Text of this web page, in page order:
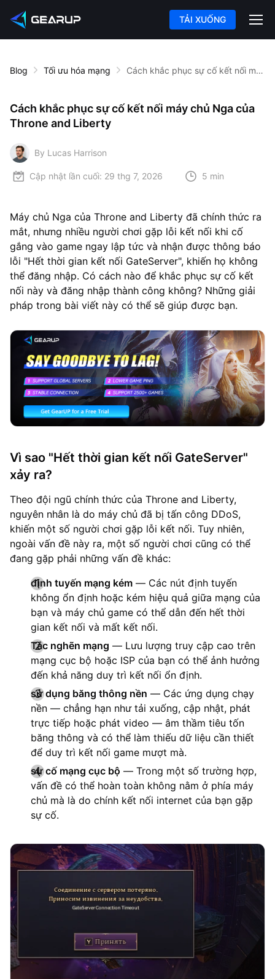
TẢI XUỐNG
Blog Tối ưu hóa mạng Cách khắc phục sự cố kết nối máy chủ Nga của Throne and Liberty
Cách khắc phục sự cố kết nối máy chủ Nga của
Throne and Liberty
By Lucas Harrison
Cập nhật lần cuối: 29 thg 7, 2026 5 min
Máy chủ Nga của Throne and Liberty đã chính thức ra
mắt, nhưng nhiều người chơi gặp lỗi kết nối khi cố
gắng vào game ngay lập tức và nhận được thông báo
lỗi "Hết thời gian kết nối GateServer", khiến họ không
thể đăng nhập. Có cách nào để khắc phục sự cố kết
nối này và đăng nhập thành công không? Những giải
pháp trong bài viết này có thể sẽ giúp được bạn.
Vì sao "Hết thời gian kết nối GateServer"
xảy ra?
Theo đội ngũ chính thức của Throne and Liberty,
nguyên nhân là do máy chủ đã bị tấn công DDoS,
khiến một số người chơi gặp lỗi kết nối. Tuy nhiên,
ngoài vấn đề này ra, một số người chơi cũng có thể
đang gặp phải những vấn đề khác:
định tuyến mạng kém — Các nút định tuyến
không ổn định hoặc kém hiệu quả giữa mạng của
bạn và máy chủ game có thể dẫn đến hết thời
gian kết nối và mất kết nối.
Tắc nghẽn mạng — Lưu lượng truy cập cao trên
mạng cục bộ hoặc ISP của bạn có thể ảnh hưởng
đến khả năng duy trì kết nối ổn định.
sử dụng băng thông nền — Các ứng dụng chạy
nền — chẳng hạn như tải xuống, cập nhật, phát
trực tiếp hoặc phát video — âm thầm tiêu tốn
băng thông và có thể làm thiếu dữ liệu cần thiết
để duy trì kết nối game mượt mà.
sự cố mạng cục bộ — Trong một số trường hợp,
vấn đề có thể hoàn toàn không nằm ở phía máy
chủ mà là do chính kết nối internet của bạn gặp
sự cố.